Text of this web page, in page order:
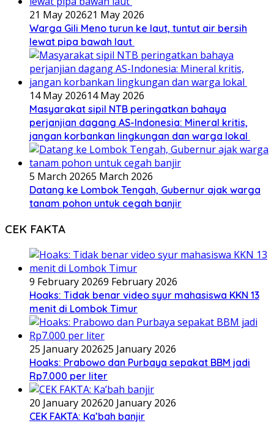
21 May 202621 May 2026
Warga Gili Meno turun ke laut, tuntut air bersih
lewat pipa bawah laut
14 May 202614 May 2026
Masyarakat sipil NTB peringatkan bahaya
perjanjian dagang AS-Indonesia: Mineral kritis,
jangan korbankan lingkungan dan warga lokal
5 March 20265 March 2026
Datang ke Lombok Tengah, Gubernur ajak warga
tanam pohon untuk cegah banjir
CEK FAKTA
9 February 20269 February 2026
Hoaks: Tidak benar video syur mahasiswa KKN 13
menit di Lombok Timur
25 January 202625 January 2026
Hoaks: Prabowo dan Purbaya sepakat BBM jadi
Rp7.000 per liter
20 January 202620 January 2026
CEK FAKTA: Ka’bah banjir